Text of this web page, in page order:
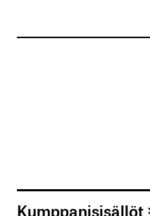
Kumppanisisällöt